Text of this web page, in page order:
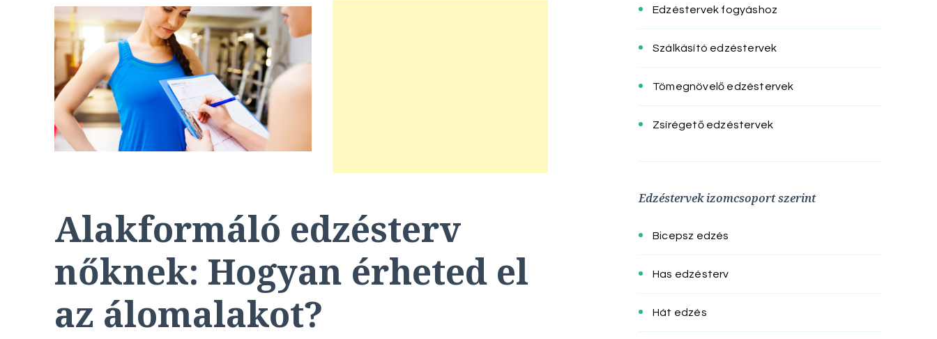
Alakformáló edzésterv
nőknek: Hogyan érheted el
az álomalakot?
Edzéstervek fogyáshoz
Szálkásító edzéstervek
Tömegnövelő edzéstervek
Zsírégető edzéstervek
Edzéstervek izomcsoport szerint
Bicepsz edzés
Has edzésterv
Hát edzés